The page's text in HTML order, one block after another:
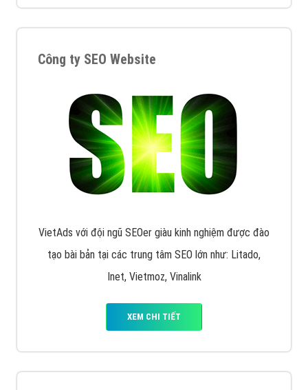
quảng cáo facebook hiện nay.
Quảng cáo Remarketing
VietAds triển khai dịch vụ quảng cáo Banner Google
Display Network cho các khách hàng Doanh Nghiệp
muốn đặt Banner